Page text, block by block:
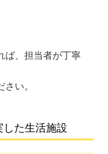
ば、担当者が丁寧
い。
た生活施設